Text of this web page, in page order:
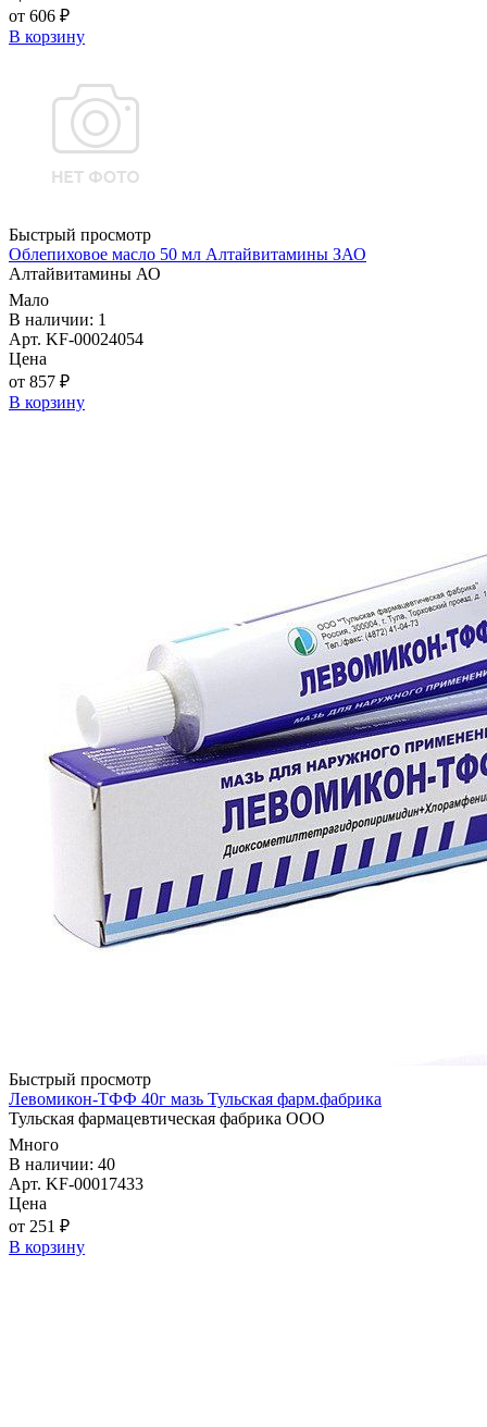
от 606 ₽
В корзину
Быстрый просмотр
Облепиховое масло 50 мл Алтайвитамины ЗАО
Алтайвитамины АО
Мало
В наличии: 1
Арт. KF-00024054
Цена
от 857 ₽
В корзину
Быстрый просмотр
Левомикон-ТФФ 40г мазь Тульская фарм.фабрика
Тульская фармацевтическая фабрика ООО
Много
В наличии: 40
Арт. KF-00017433
Цена
от 251 ₽
В корзину